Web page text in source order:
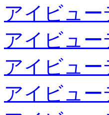
アイビュ
アイビュ
アイビュ
アイビュ